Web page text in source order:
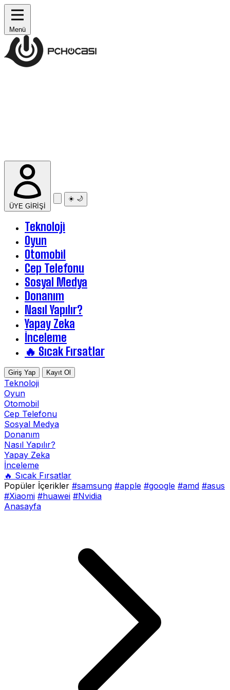
Menü
ÜYE GİRİŞİ
☀️ 🌙
Teknoloji
Oyun
Otomobil
Cep Telefonu
Sosyal Medya
Donanım
Nasıl Yapılır?
Yapay Zeka
İnceleme
🔥 Sıcak Fırsatlar
Giriş Yap Kayıt Ol
Teknoloji
Oyun
Otomobil
Cep Telefonu
Sosyal Medya
Donanım
Nasıl Yapılır?
Yapay Zeka
İnceleme
🔥 Sıcak Fırsatlar
Popüler İçerikler #samsung #apple #google #amd #asus
#Xiaomi #huawei #Nvidia
Anasayfa